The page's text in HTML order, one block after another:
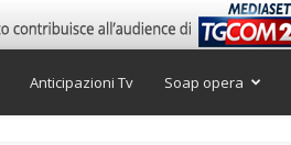
Anticipazioni Tv Soap opera